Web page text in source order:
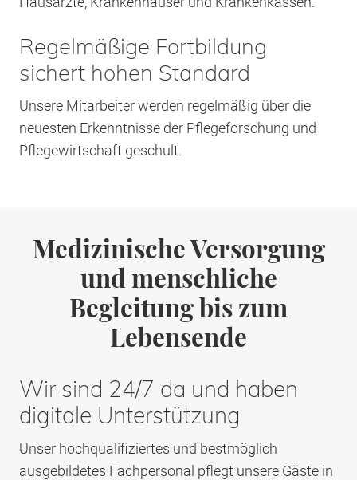
Regelmäßige Fortbildung
sichert hohen Standard
Unsere Mitarbeiter werden regelmäßig über die
neuesten Erkenntnisse der Pflegeforschung und
Pflegewirtschaft geschult.
Medizinische Versorgung
und menschliche
Begleitung bis zum
Lebensende
Wir sind 24/7 da und haben
digitale Unterstützung
Unser hochqualifiziertes und bestmöglich
ausgebildetes Fachpersonal pflegt unsere Gäste in